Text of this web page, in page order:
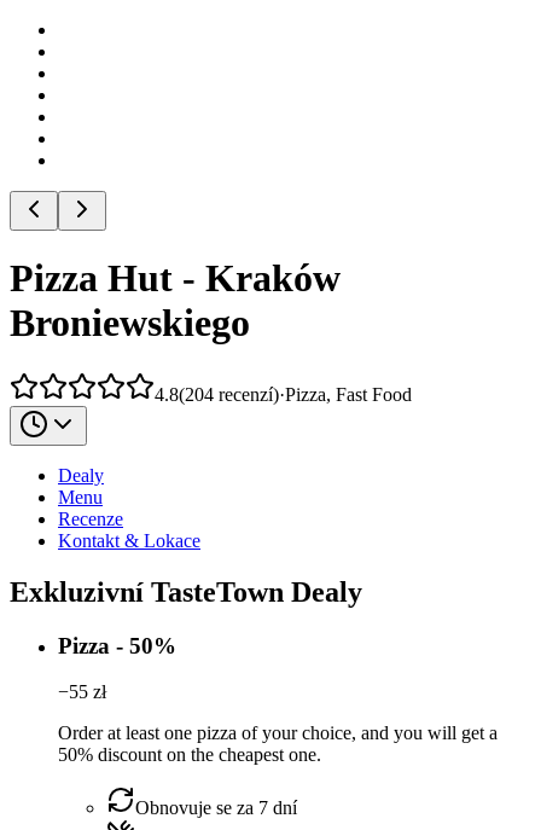
Pizza Hut - Kraków
Broniewskiego
4.8(204 recenzí)·Pizza, Fast Food
Dealy
Menu
Recenze
Kontakt & Lokace
Exkluzivní TasteTown Dealy
Pizza - 50%
−55 zł
Order at least one pizza of your choice, and you will get a
50% discount on the cheapest one.
Obnovuje se za 7 dní